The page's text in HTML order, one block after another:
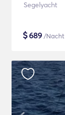
Segelyacht
$689 /Nacht